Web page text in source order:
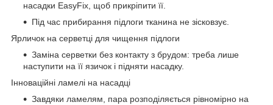
насадки EasyFix, щоб прикріпити її.
Під час прибирання підлоги тканина не зісковзує.
Ярличок на серветці для чищення підлоги
Заміна серветки без контакту з брудом: треба лише
наступити на її язичок і підняти насадку.
Інноваційні ламелі на насадці
Завдяки ламелям, пара розподіляється рівномірно на